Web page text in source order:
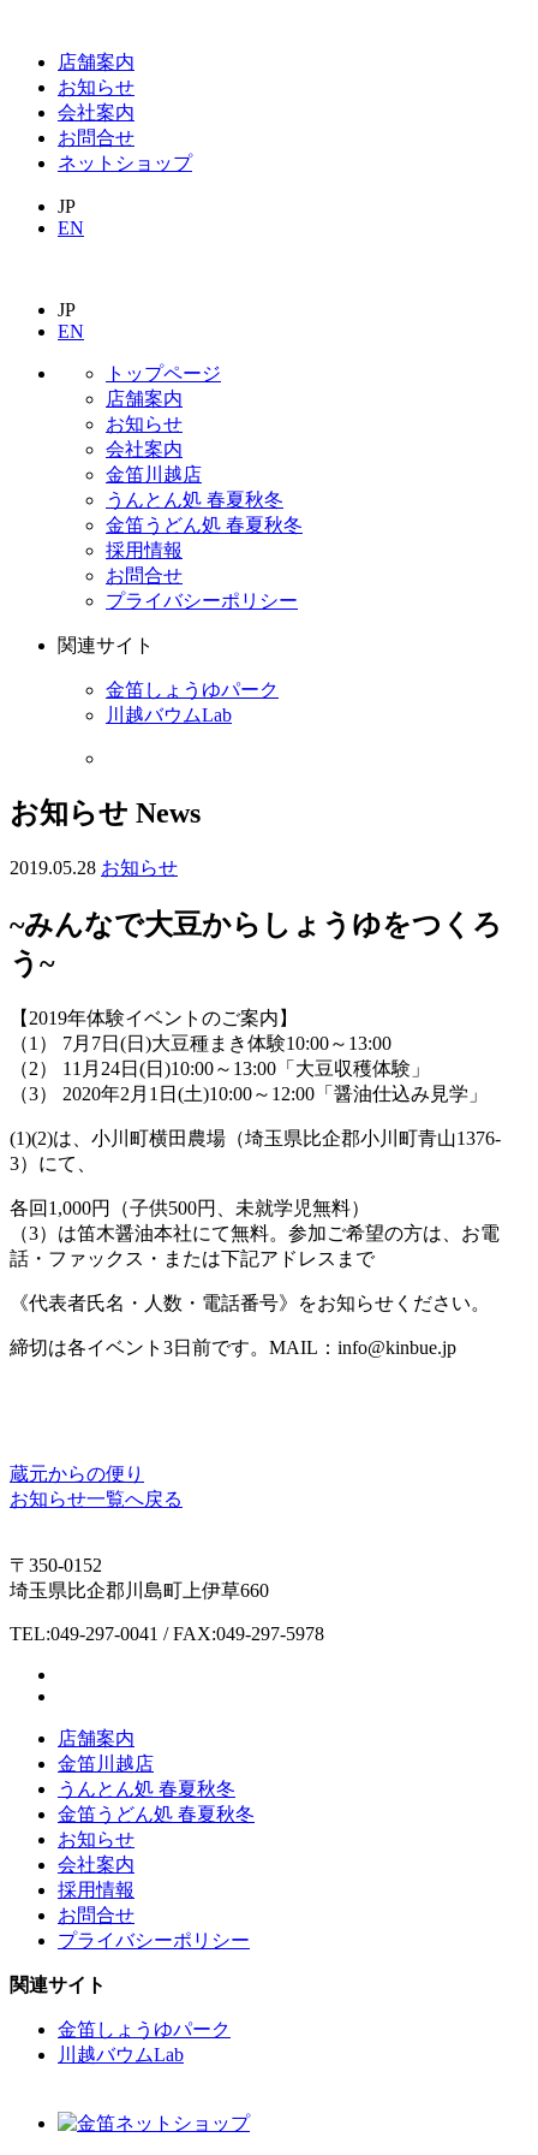
店舗案内
お知らせ
会社案内
お問合せ
ネットショップ
JP
EN
JP
EN
トップページ
店舗案内
お知らせ
会社案内
金笛川越店
うんとん処 春夏秋冬
金笛うどん処 春夏秋冬
採用情報
お問合せ
プライバシーポリシー
関連サイト
金笛しょうゆパーク
川越バウムLab
お知らせ News
2019.05.28 お知らせ
~みんなで大豆からしょうゆをつくろ
う~
【2019年体験イベントのご案内】
（1） 7月7日(日)大豆種まき体験10:00～13:00
（2） 11月24日(日)10:00～13:00「大豆収穫体験」
（3） 2020年2月1日(土)10:00～12:00「醤油仕込み見学」
(1)(2)は、小川町横田農場（埼玉県比企郡小川町青山1376-
3）にて、
各回1,000円（子供500円、未就学児無料）
（3）は笛木醤油本社にて無料。参加ご希望の方は、お電
話・ファックス・または下記アドレスまで
《代表者氏名・人数・電話番号》をお知らせください。
締切は各イベント3日前です。MAIL：info@kinbue.jp
蔵元からの便り
お知らせ一覧へ戻る
〒350-0152
埼玉県比企郡川島町上伊草660
TEL:049-297-0041 / FAX:049-297-5978
店舗案内
金笛川越店
うんとん処 春夏秋冬
金笛うどん処 春夏秋冬
お知らせ
会社案内
採用情報
お問合せ
プライバシーポリシー
関連サイト
金笛しょうゆパーク
川越バウムLab